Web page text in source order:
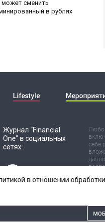
может сменить
в рублях
Lifestyle
Журнал “Financial
One” в социальных
сетях:
себе
риск
в отношении